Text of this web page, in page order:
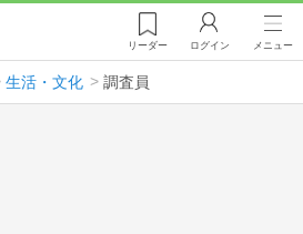
リーダー ログイン メニュー
生活・文化 調査員